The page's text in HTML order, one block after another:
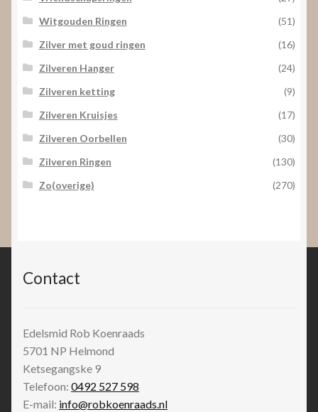
Witgouden Ringen
(51)
Zilver met goud ringen
(16)
Zilveren Hanger
(24)
Zilveren ketting
(9)
Zilveren Kruisjes
(17)
Zilveren Oorbellen
(30)
Zilveren Ringen
(130)
Zo(overige)
(270)
Contact
Edelsmid Rob Koenraads
5701 NP Helmond
Ketsegangske 9
Telefoon: 0492 527 598
E-mail: info@robkoenraads.nl